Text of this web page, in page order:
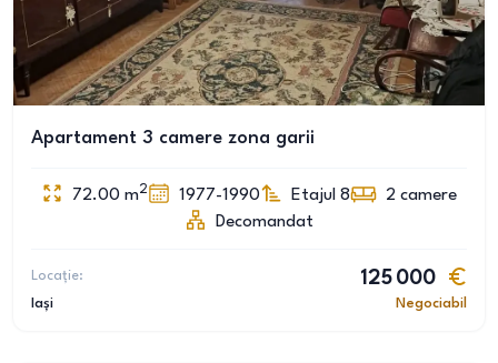
Apartament 3 camere zona garii
72.00 m2 1977-1990 Etajul 8 2 camere
Decomandat
Locație:
Iași
125 000
Negociabil